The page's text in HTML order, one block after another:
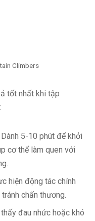
Climbers
tốt nhất khi tập
Dành 5-10 phút để khởi
cơ thể làm quen với
hiện động tác chính
chấn thương.
thấy đau nhức hoặc khó